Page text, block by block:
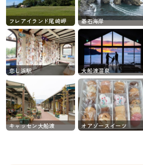
フレアイランド尾崎岬 碁石海岸
恋し浜駅 大船渡温泉
キャッセン大船渡 オアゾースイーツ